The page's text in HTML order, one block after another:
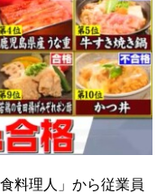
料理人」から従業員